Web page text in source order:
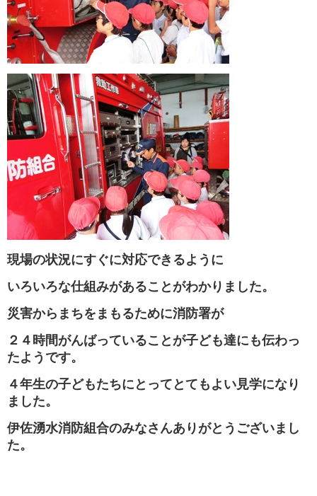
現場の状況にすぐに対応できるように
いろいろな仕組みがあることがわかりました。
災害からまちをまもるために消防署が
２４時間がんばっていることが子ども達にも伝わっ
たようです。
４年生の子どもたちにとってとてもよい見学になり
ました。
伊佐湧水消防組合のみなさんありがとうございまし
た。